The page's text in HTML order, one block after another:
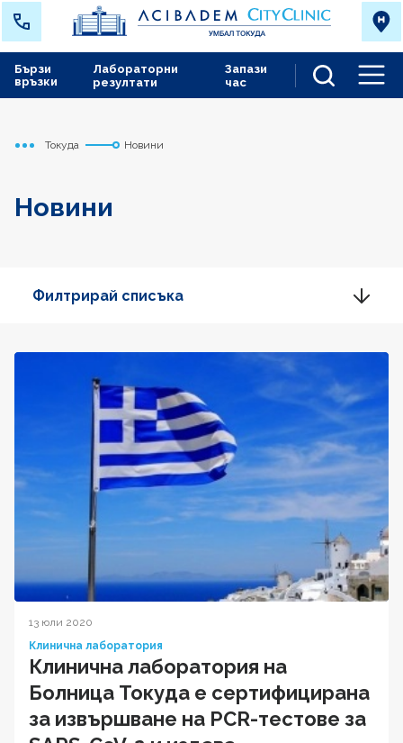
Лабораторни
резултати
Запази
час
Бързи
връзки
Начало
Токуда Новини
Новини
Филтрирай списъка
13 юли 2020
Клинична лаборатория
Клинична лаборатория на
Болница Токуда е сертифицирана
за извършване на PCR-тестове за